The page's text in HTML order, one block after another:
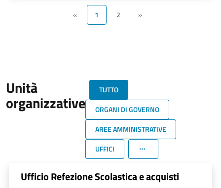
« 1 2 »
Unità
organizzative
TUTTO
ORGANI DI GOVERNO
AREE AMMINISTRATIVE
UFFICI
Ufficio Refezione Scolastica e acquisti